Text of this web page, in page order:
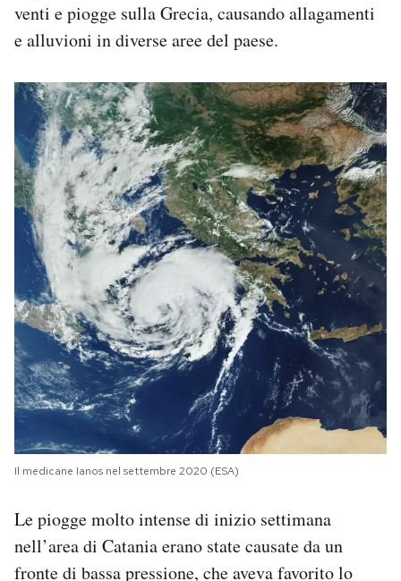
venti e piogge sulla Grecia, causando allagamenti
e alluvioni in diverse aree del paese.
Il medicane Ianos nel settembre 2020 (ESA)
Le piogge molto intense di inizio settimana
nell’area di Catania erano state causate da un
fronte di bassa pressione, che aveva favorito lo